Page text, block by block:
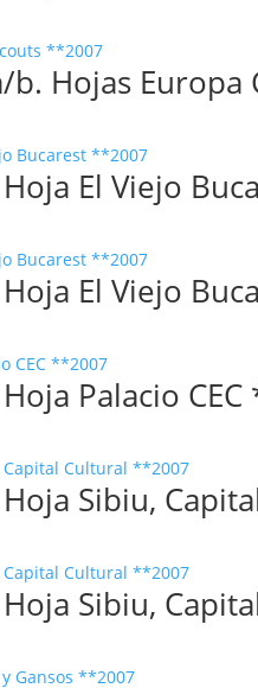
b. Hojas Europa
El Viejo
El Viejo
Palacio
Sibiu,
Sibiu,